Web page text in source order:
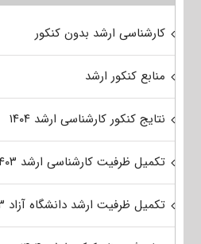
کارشناسی ارشد بدون کنکور
منابع کنکور ارشد
نتایج کنکور کارشناسی ارشد ۱۴۰۴
تکمیل ظرفیت کارشناسی ارشد ۱۴۰۳
تکمیل ظرفیت ارشد دانشگاه آزاد ۱۴۰۳